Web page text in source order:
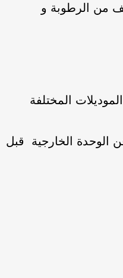
من الرطوبة و
المختلفة
الوحدة الخارجية قبل